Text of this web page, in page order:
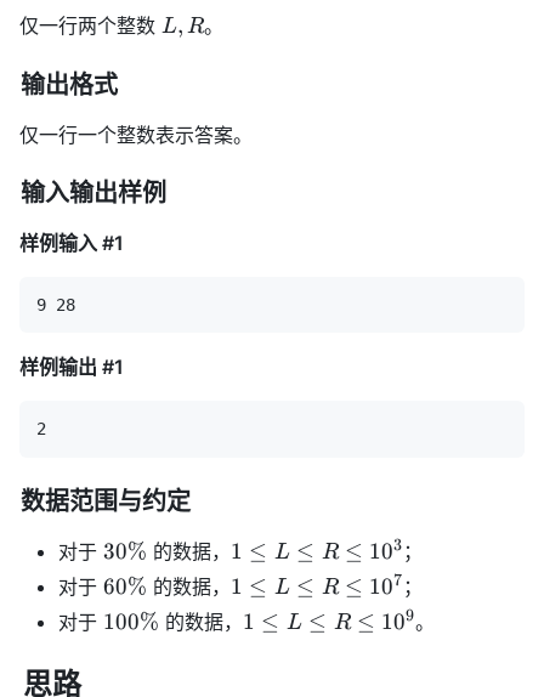
中
数
学
式
法
常
3
仅一行两个整数 L,
L, R。
输出格式
仅一行一个整数表示答案。
输入输出样例
样例输入 #1
9 28
样例输出 #1
数据范围与约定
对于 30\%
30% 的数据， 1
\leq
\leq
1 ≤ L ≤ R ≤ 103 ；
对于 60\%
60% 的数据， 1
\leq
1 ≤ L ≤ R ≤ 107 ；
对于 100\%
100% 的数据， 1
1 ≤ L ≤ R ≤ 109。
思路